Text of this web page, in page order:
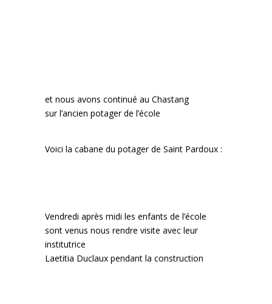
et nous avons continué au Chastang
sur l’ancien potager de l’école
Voici la cabane du potager de Saint Pardoux :
Vendredi après midi les enfants de l’école
sont venus nous rendre visite avec leur
institutrice
Laetitia Duclaux pendant la construction